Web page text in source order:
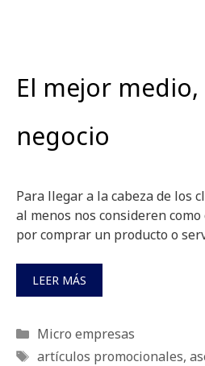
El mejor
negocio
Para llegar a la cabeza de los
al menos nos consideren
por comprar un producto o
LEER MÁS
Categorías
Micro empresas
Etiquetas
artículos promocionales,